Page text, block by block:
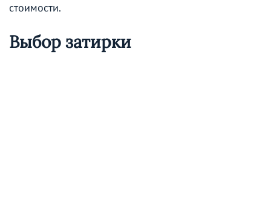
стоимости.
Выбор затирки